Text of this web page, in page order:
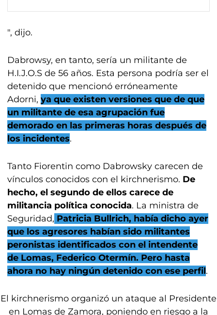
", dijo.
Dabrowsy, en tanto, sería un militante de
H.I.J.O.S de 56 años. Esta persona podría ser el
detenido que mencionó erróneamente
Adorni, ya que existen versiones que de que
un militante de esa agrupación fue
demorado en las primeras horas después de
los incidentes.
Tanto Fiorentin como Dabrowsky carecen de
vínculos conocidos con el kirchnerismo. De
hecho, el segundo de ellos carece de
militancia política conocida. La ministra de
Seguridad, Patricia Bullrich, había dicho ayer
que los agresores habían sido militantes
peronistas identificados con el intendente
de Lomas, Federico Otermín. Pero hasta
ahora no hay ningún detenido con ese perfil.
El kirchnerismo organizó un ataque al Presidente
en Lomas de Zamora, poniendo en riesgo a la